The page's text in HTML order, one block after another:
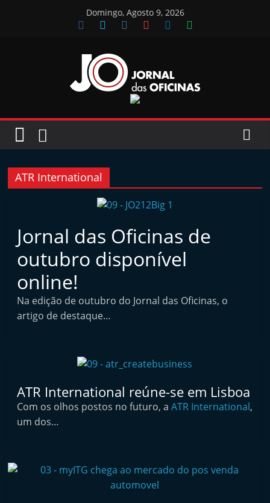
Domingo, Agosto 9, 2026
Jornal
das
Oficinas
J
n
a
l
i
n
d
e
ATR International
Jornal das Oficinas de
outubro disponível
online!
Na edição de outubro do Jornal das Oficinas, o
artigo de destaque…
ATR International reúne-se em Lisboa
Com os olhos postos no futuro, aATR International,
um dos…